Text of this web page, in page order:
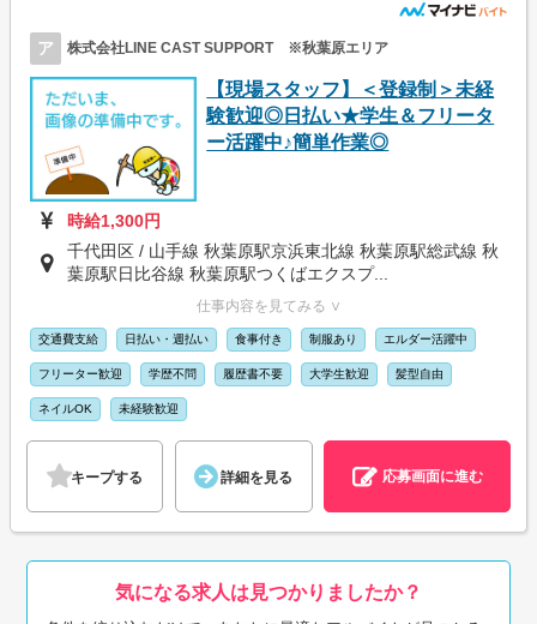
ア 株式会社LINE CAST SUPPORT ※秋葉原エリア
【現場スタッフ】＜登録制＞未経
験歓迎◎日払い★学生＆フリータ
ー活躍中♪簡単作業◎
時給1,300円
千代田区 / 山手線 秋葉原駅京浜東北線 秋葉原駅総武線 秋
葉原駅日比谷線 秋葉原駅つくばエクスプ...
仕事内容を見てみる ∨
交通費支給 日払い・週払い 食事付き 制服あり エルダー活躍中
フリーター歓迎 学歴不問 履歴書不要 大学生歓迎 髪型自由
ネイルOK 未経験歓迎
キープする 詳細を見る 応募画面に進む
気になる求人は見つかりましたか？